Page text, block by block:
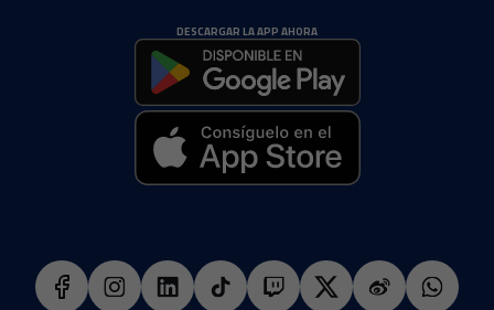
DESCARGAR LA APP AHORA